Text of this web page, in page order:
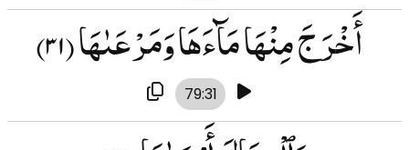
أَخْرَجَ مِنْهَا مَآءَهَا وَمَرْعَىٰهَا(۳۱)
79:31